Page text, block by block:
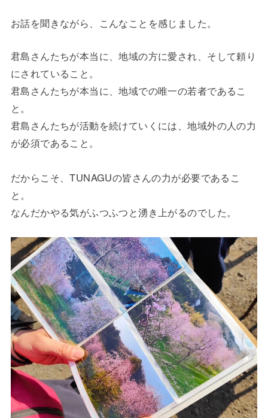
お話を聞きながら、こんなことを感じました。
君島さんたちが本当に、地域の方に愛され、そして頼り
にされていること。
君島さんたちが本当に、地域での唯一の若者であるこ
と。
君島さんたちが活動を続けていくには、地域外の人の力
が必須であること。
だからこそ、TUNAGUの皆さんの力が必要であるこ
と。
なんだかやる気がふつふつと湧き上がるのでした。